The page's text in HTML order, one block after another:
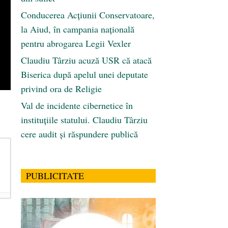
Conducerea Acțiunii Conservatoare,
la Aiud, în campania națională
pentru abrogarea Legii Vexler
Claudiu Târziu acuză USR că atacă
Biserica după apelul unei deputate
privind ora de Religie
Val de incidente cibernetice în
instituțiile statului. Claudiu Târziu
cere audit și răspundere publică
PUBLICITATE